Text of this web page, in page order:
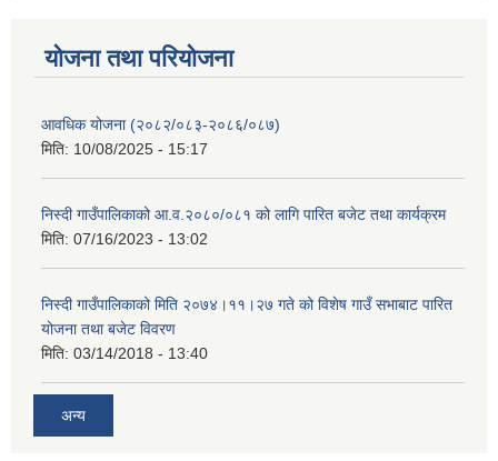
योजना तथा परियोजना
आवधिक योजना (२०८२/०८३-२०८६/०८७)
मिति: 10/08/2025 - 15:17
निस्दी गाउँपालिकाको आ.व.२०८०/०८१ को लागि पारित बजेट तथा कार्यक्रम
मिति: 07/16/2023 - 13:02
निस्दी गाउँपालिकाको मिति २०७४।११।२७ गते को विशेष गाउँ सभाबाट पारित
योजना तथा बजेट विवरण
मिति: 03/14/2018 - 13:40
अन्य